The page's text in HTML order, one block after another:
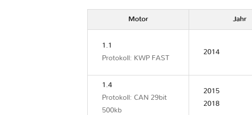
Motor Jahr
1.1
Protokoll: KWP FAST
2014
1.4
Protokoll: CAN 29bit
500kb
2015
2018